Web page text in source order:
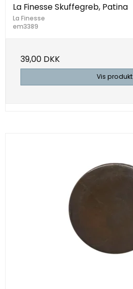
La Finesse Skuffegreb, Patina
La Finesse
em3389
39,00 DKK
Vis produkt